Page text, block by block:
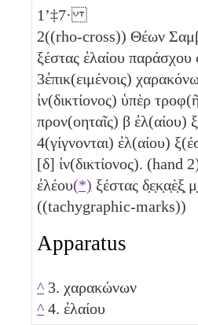
1ʼ‡7·
2((rho-cross)) Θέων
ξέστας ἐλαίου
3ἐπικ(ειμένοις)
ἰν(δικτίονος) ὑπὲρ
προν(οηταῖς) β ἐλ(αίου)
4(γίγνονται) ἐλ(αίου)
[δ] ἰν(δικτίονος). (hand
ἐλέου(*) ξέστας δ̣ε̣κ̣α̣ὲ̣ξ̣
((tachygraphic-marks))
Apparatus
^ 3. χαρακώνων
^ 4. ἐλαίου